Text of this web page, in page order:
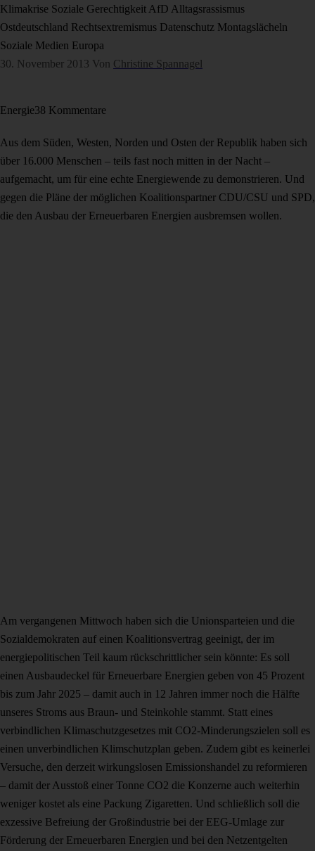
Klimakrise Soziale Gerechtigkeit AfD Alltagsrassismus
Ostdeutschland Rechtsextremismus Datenschutz Montagslächeln
Soziale Medien Europa
30. November 2013 Von Christine Spannagel
Energie38 Kommentare
Aus dem Süden, Westen, Norden und Osten der Republik haben sich
über 16.000 Menschen – teils fast noch mitten in der Nacht –
aufgemacht, um für eine echte Energiewende zu demonstrieren. Und
gegen die Pläne der möglichen Koalitionspartner CDU/CSU und SPD,
die den Ausbau der Erneuerbaren Energien ausbremsen wollen.
Am vergangenen Mittwoch haben sich die Unionsparteien und die
Sozialdemokraten auf einen Koalitionsvertrag geeinigt, der im
energiepolitischen Teil kaum rückschrittlicher sein könnte: Es soll
einen Ausbaudeckel für Erneuerbare Energien geben von 45 Prozent
bis zum Jahr 2025 – damit auch in 12 Jahren immer noch die Hälfte
unseres Stroms aus Braun- und Steinkohle stammt. Statt eines
verbindlichen Klimaschutzgesetzes mit CO2-Minderungszielen soll es
einen unverbindlichen Klimschutzplan geben. Zudem gibt es keinerlei
Versuche, den derzeit wirkungslosen Emissionshandel zu reformieren
– damit der Ausstoß einer Tonne CO2 die Konzerne auch weiterhin
weniger kostet als eine Packung Zigaretten. Und schließlich soll die
exzessive Befreiung der Großindustrie bei der EEG-Umlage zur
Förderung der Erneuerbaren Energien und bei den Netzentgelten